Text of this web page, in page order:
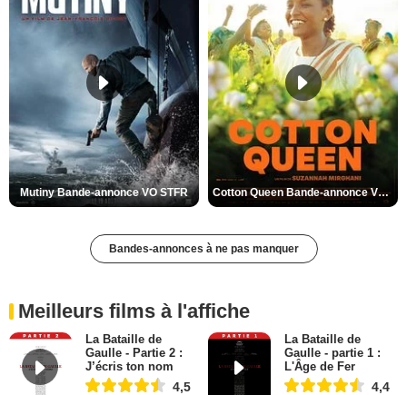
Mutiny Bande-annonce VO STFR Cotton Queen Bande-annonce VO STFR
Bandes-annonces à ne pas manquer
Meilleurs films à l'affiche
La Bataille de
Gaulle - Partie 2 :
J’écris ton nom
4,5
La Bataille de
Gaulle - partie 1 :
L'Âge de Fer
4,4